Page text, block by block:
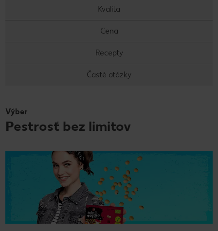
Kvalita
Cena
Recepty
Časté otázky
Výber
Pestrosť bez limitov